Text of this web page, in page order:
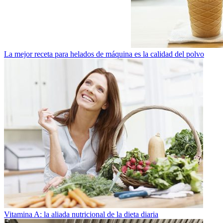
La mejor receta para helados de máquina es la calidad del polvo
Vitamina A: la aliada nutricional de la dieta diaria